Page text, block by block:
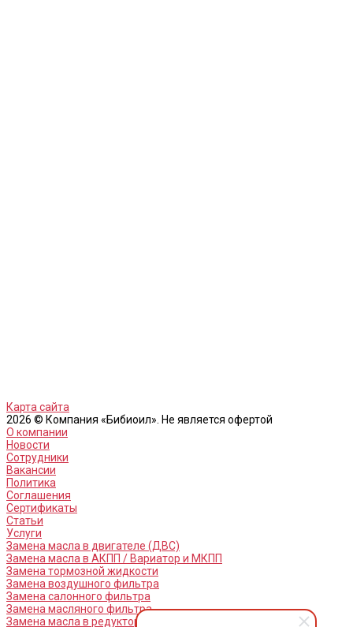
Карта сайта
2026 © Компания «Бибиоил». Не является офертой
О компании
Новости
Сотрудники
Вакансии
Политика
Соглашения
Сертификаты
Статьи
Услуги
Замена масла в двигателе (ДВС)
Замена масла в АКПП / Вариатор и МКПП
Замена тормозной жидкости
Замена воздушного фильтра
Замена салонного фильтра
Замена масляного фильтра
Замена масла в редукторах / раздатках